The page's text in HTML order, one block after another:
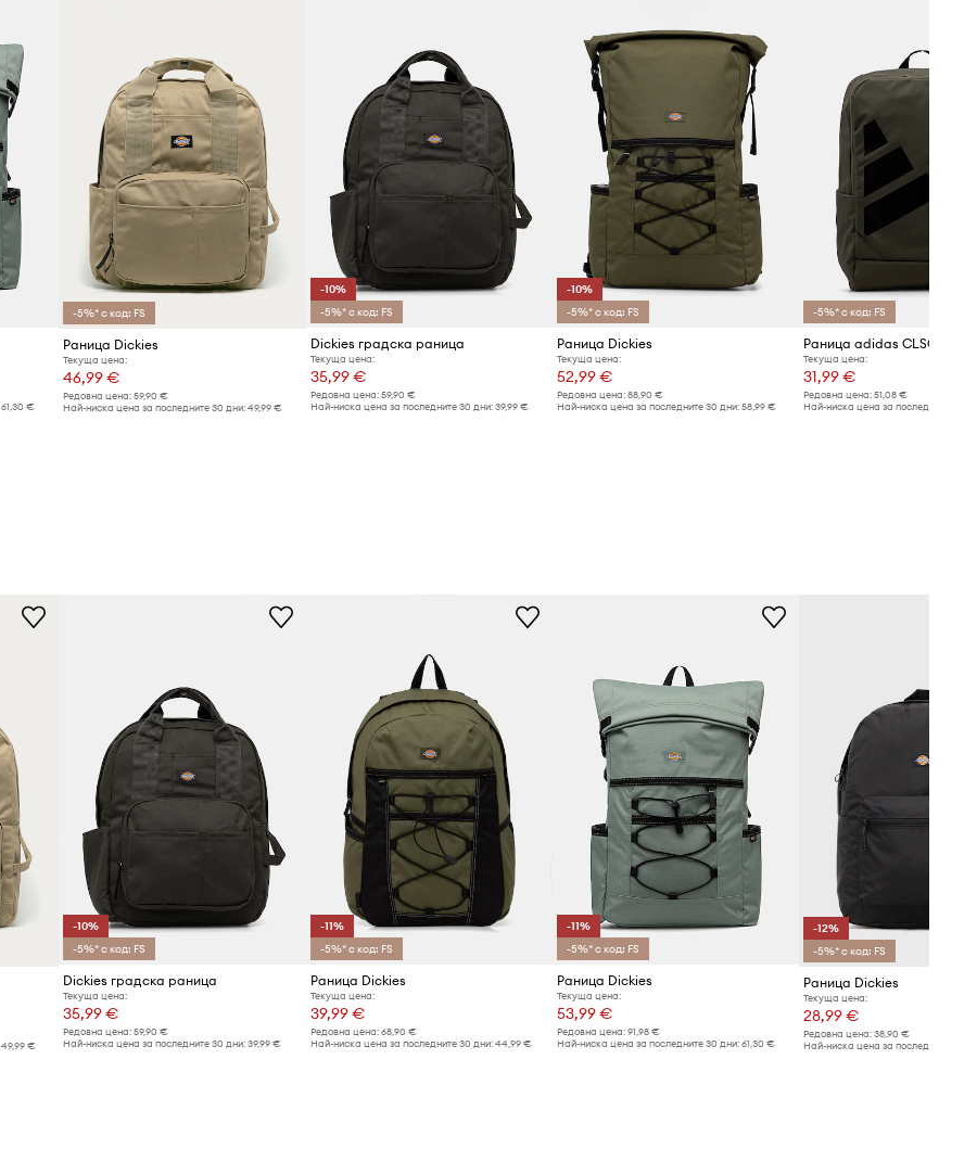
61,30 €
-5%* с код: FS
Раница Dickies
Текуща цена:
46,99 €
Редовна цена: 59,90 €
Най-ниска цена за последните 30 дни: 49,99 €
-10%
-5%* с код: FS
Dickies градска раница
Текуща цена:
35,99 €
Редовна цена: 59,90 €
Най-ниска цена за последните 30 дни: 39,99 €
-10%
-5%* с код: FS
Раница Dickies
Текуща цена:
52,99 €
Редовна цена:88,90 €
Най-ниска цена за последните 30 дни:58,99 €
-5%* с код: FS
Раница adidas CLSC BTU
Текуща цена:
31,99 €
Редовна цена: 51,08 €
Най-ниска цена за последните 30
49,99 €
-10%
-5%* с код: FS
Dickies градска раница
Текуща цена:
35,99 €
Редовна цена: 59,90 €
Най-ниска цена за последните 30 дни: 39,99 €
-11%
-5%* с код: FS
Раница Dickies
Текуща цена:
39,99 €
Редовна цена: 68,90 €
Най-ниска цена за последните 30 дни: 44,99 €
-11%
-5%* с код: FS
Раница Dickies
Текуща цена:
53,99 €
Редовна цена:91,98 €
Най-ниска цена за последните 30 дни:61,30 €
-12%
-5%* с код: FS
Раница Dickies
Текуща цена:
28,99 €
Редовна цена: 38,90 €
Най-ниска цена за последните 30